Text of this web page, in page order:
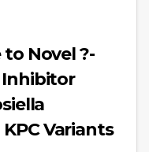
Novel ?-
Inhibitor
Variants